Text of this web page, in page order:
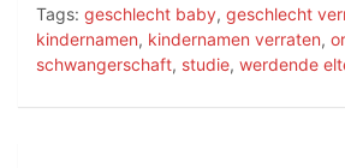
Tags: geschlecht baby, geschlecht
kindernamen, kindernamen verraten,
schwangerschaft, studie, werdende